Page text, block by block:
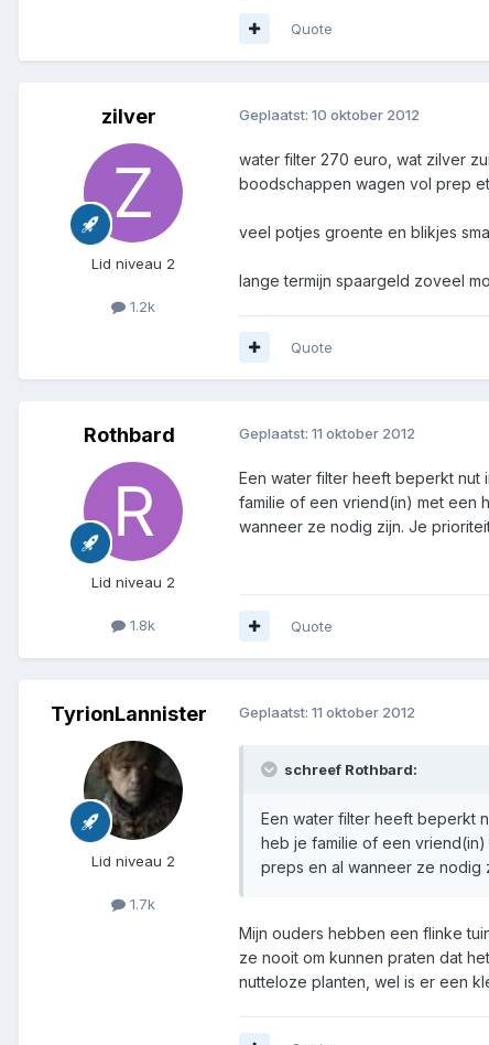
Quote
zilver
Lid niveau 2
1.2k
Geplaatst: 10 oktober 2012
water filter 270 euro, wat zilver
boodschappen wagen vol prep
veel potjes groente en blikjes
lange termijn spaargeld zoveel
Quote
Rothbard
Lid niveau 2
1.8k
Geplaatst: 11 oktober 2012
Een water filter heeft beperkt nut
familie of een vriend(in) met een
wanneer ze nodig zijn. Je
Quote
TyrionLannister
Lid niveau 2
1.7k
Geplaatst: 11 oktober 2012
schreef Rothbard:
Een water filter heeft beperkt
heb je familie of een
preps en al wanneer ze nodig
Mijn ouders hebben een flinke
ze nooit om kunnen praten dat
nutteloze planten, wel is er een